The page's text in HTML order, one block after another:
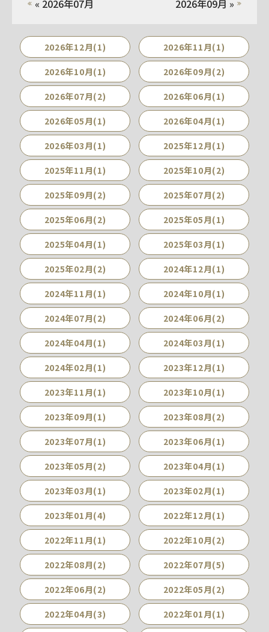
« 2026年07月 2026年09月 »
2026年12月(1) 2026年11月(1)
2026年10月(1) 2026年09月(2)
2026年07月(2) 2026年06月(1)
2026年05月(1) 2026年04月(1)
2026年03月(1) 2025年12月(1)
2025年11月(1) 2025年10月(2)
2025年09月(2) 2025年07月(2)
2025年06月(2) 2025年05月(1)
2025年04月(1) 2025年03月(1)
2025年02月(2) 2024年12月(1)
2024年11月(1) 2024年10月(1)
2024年07月(2) 2024年06月(2)
2024年04月(1) 2024年03月(1)
2024年02月(1) 2023年12月(1)
2023年11月(1) 2023年10月(1)
2023年09月(1) 2023年08月(2)
2023年07月(1) 2023年06月(1)
2023年05月(2) 2023年04月(1)
2023年03月(1) 2023年02月(1)
2023年01月(4) 2022年12月(1)
2022年11月(1) 2022年10月(2)
2022年08月(2) 2022年07月(5)
2022年06月(2) 2022年05月(2)
2022年04月(3) 2022年01月(1)